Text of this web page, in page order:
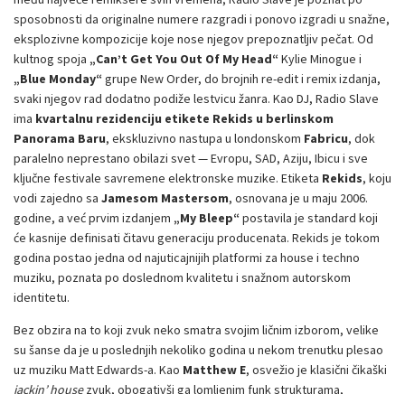
sposobnosti da originalne numere razgradi i ponovo izgradi u snažne,
eksplozivne kompozicije koje nose njegov prepoznatljiv pečat. Od
kultnog spoja „Can’t Get You Out Of My Head“ Kylie Minogue i
„Blue Monday“ grupe New Order, do brojnih re-edit i remix izdanja,
svaki njegov rad dodatno podiže lestvicu žanra. Kao DJ, Radio Slave
ima kvartalnu rezidenciju etikete Rekids u berlinskom
Panorama Baru, ekskluzivno nastupa u londonskom Fabricu, dok
paralelno neprestano obilazi svet — Evropu, SAD, Aziju, Ibicu i sve
ključne festivale savremene elektronske muzike. Etiketa Rekids, koju
vodi zajedno sa Jamesom Mastersom, osnovana je u maju 2006.
godine, a već prvim izdanjem „My Bleep“ postavila je standard koji
će kasnije definisati čitavu generaciju producenata. Rekids je tokom
godina postao jedna od najuticajnijih platformi za house i techno
muziku, poznata po doslednom kvalitetu i snažnom autorskom
identitetu.
Bez obzira na to koji zvuk neko smatra svojim ličnim izborom, velike
su šanse da je u poslednjih nekoliko godina u nekom trenutku plesao
uz muziku Matt Edwards-a. Kao Matthew E, osvežio je klasični čikaški
jackin’ housezvuk, obogativši ga lomljenim funk strukturama,